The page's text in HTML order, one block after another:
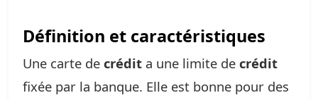
Définition et caractéristiques
Une carte de crédit a une limite de crédit
fixée par la banque. Elle est bonne pour des